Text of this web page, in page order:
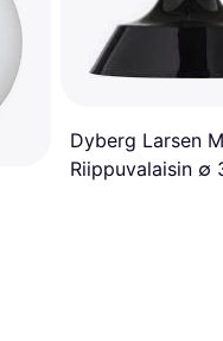
Dyberg Larsen
Riippuvalaisin ∅